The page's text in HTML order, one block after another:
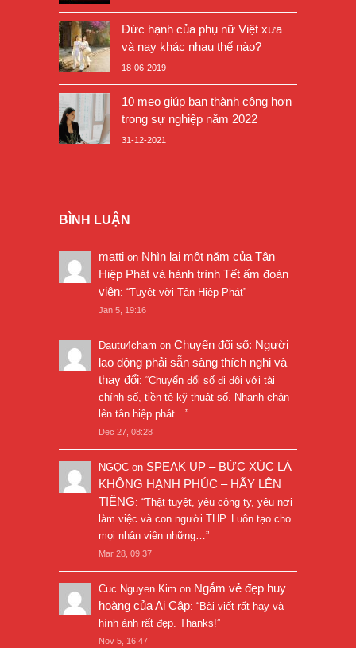
Đức hạnh của phụ nữ Việt xưa
và nay khác nhau thế nào?
18-06-2019
10 mẹo giúp bạn thành công hơn
trong sự nghiệp năm 2022
31-12-2021
BÌNH LUẬN
matti on Nhìn lại một năm của Tân
Hiệp Phát và hành trình Tết ấm đoàn
viên: “Tuyệt vời Tân Hiệp Phát”
Jan 5, 19:16
Dautu4cham on Chuyển đổi số: Người
lao động phải sẵn sàng thích nghi và
thay đổi: “Chuyển đổi số đi đôi với tài
chính số, tiền tệ kỹ thuật số. Nhanh chân
lên tân hiệp phát… ”
Dec 27, 08:28
NGỌC on SPEAK UP – BỨC XÚC LÀ
KHÔNG HẠNH PHÚC – HÃY LÊN
TIẾNG: “Thật tuyệt, yêu công ty, yêu nơi
làm việc và con người THP. Luôn tạo cho
mọi nhân viên những… ”
Mar 28, 09:37
Cuc Nguyen Kim on Ngắm vẻ đẹp huy
hoàng của Ai Cập: “Bài viết rất hay và
hình ảnh rất đẹp. Thanks!”
Nov 5, 16:47